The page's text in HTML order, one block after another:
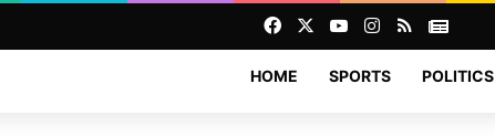
FacebookYouTubeInstagram
RSSNews
HOME SPORTS POLITICS